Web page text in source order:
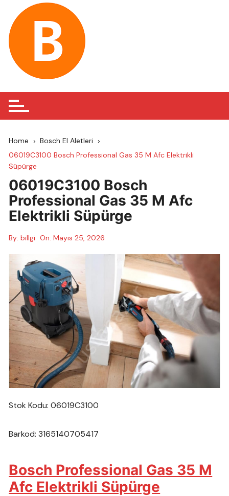
content
Home
Bosch El Aletleri
06019C3100 Bosch Professional Gas 35 M Afc Elektrikli
Süpürge
06019C3100 Bosch
Professional Gas 35 M Afc
Elektrikli Süpürge
By: billgi On:Mayıs 25, 2026
Stok Kodu: 06019C3100
Barkod: 3165140705417
Bosch Professional Gas 35 M
Afc Elektrikli Süpürge